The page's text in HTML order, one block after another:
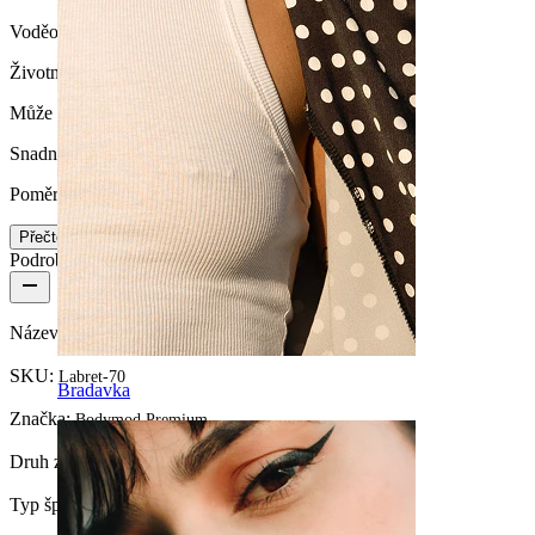
Bradavka
Voděodolný
Životnost
Může vydržet celý život
Snadnost používání
Poměrně snadné
Přečtěte si více
Podrobnosti o produktu
Název: Push-in titanová labreta s různými kamínky
SKU: Labret-70
Značka:Bodymod Premium
Druh zapínání:Push-In
Typ šperku:Labreta, Labrety